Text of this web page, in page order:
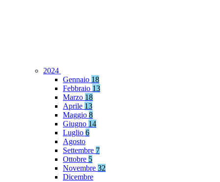
2024
Gennaio 18
Febbraio 13
Marzo 18
Aprile 13
Maggio 8
Giugno 14
Luglio 6
Agosto
Settembre 7
Ottobre 5
Novembre 32
Dicembre